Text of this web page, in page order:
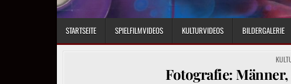
STARTSEITE SPIELFILMVIDEOS KULTURVIDEOS BILDERGALERIE
IN
Fotografie: